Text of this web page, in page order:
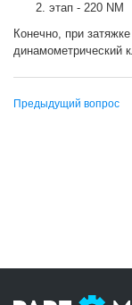
этап - 220 NM
Конечно, при
динамометрический
Предыдущий вопрос